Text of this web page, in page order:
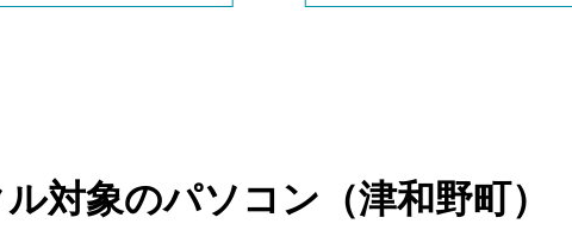
対象のパソコン（津和野町）